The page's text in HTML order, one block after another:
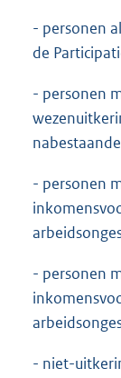
- personen
de
- personen
- personen
- personen
- niet-